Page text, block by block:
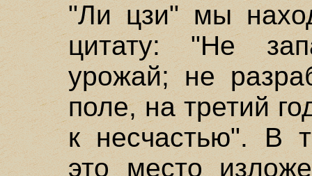
"Ли цзи" мы
цитату: "Не
урожай; не
поле, на третий
к несчастью". В
это место